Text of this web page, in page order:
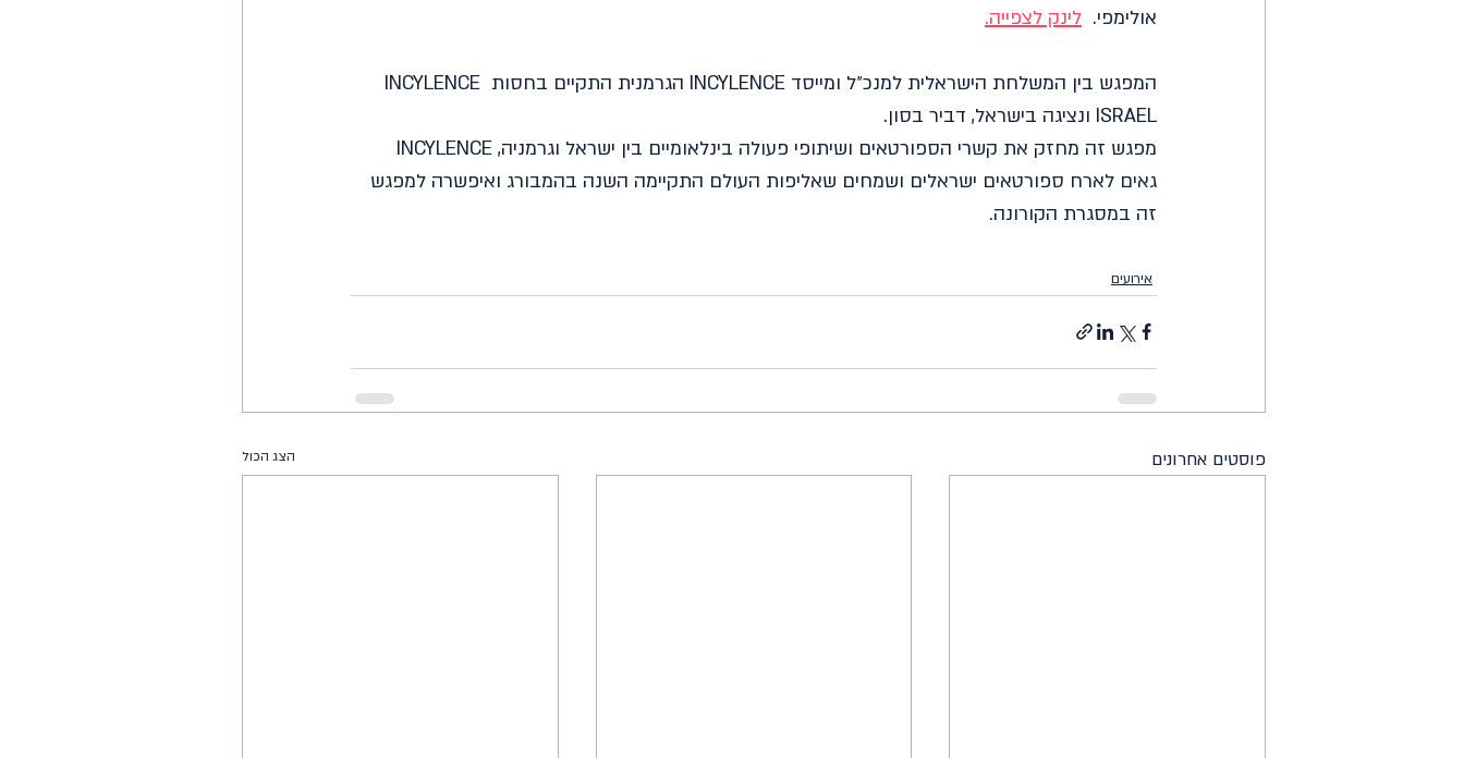
אולימפי. לינק לצפייה.
המפגש בין המשלחת הישראלית למנכ״ל ומייסד INCYLENCE הגרמנית התקיים בחסות INCYLENCE
ISRAEL ונציגה בישראל, דביר בסון.
גאים לארח ספורטאים ישראלים ושמחים שאליפות העולם התקיימה השנה בהמבורג ואיפשרה למפגש
זה במסגרת הקורונה.
אירועים
פוסטים אחרונים הצג הכול